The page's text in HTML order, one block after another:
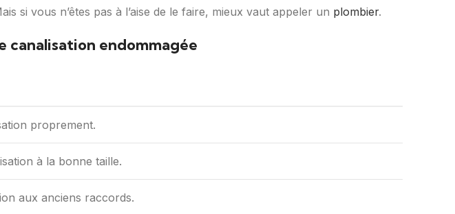
si vous n’êtes pas à l’aise de le faire, mieux vaut appeler un plombier.
canalisation endommagée
proprement.
à la bonne taille.
aux anciens raccords.